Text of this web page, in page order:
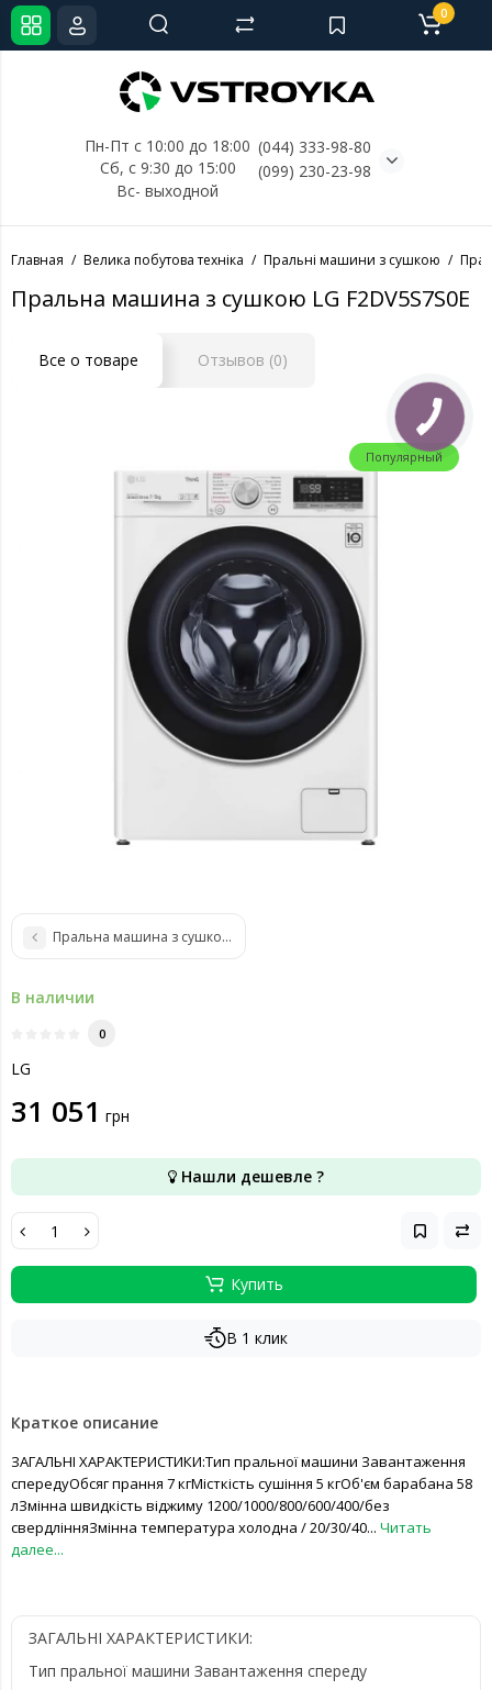
Пн-Пт с 10:00 до 18:00
Сб, с 9:30 до 15:00
Вс- выходной
(044) 333-98-80
(099) 230-23-98
0
Главная Велика побутова техніка Пральні машини з сушкою
Пральна машина з сушкою LG F2DV5S7S0E
Все о товаре Отзывов (0)
Популярный
Пральна машина з сушкою LG F2DV5S8S2
В наличии
0
LG
31 051 грн
Нашли дешевле ?
Купить
В 1 клик
Краткое описание
ЗАГАЛЬНІ ХАРАКТЕРИСТИКИ:Тип пральної машини Завантаження
спередуОбсяг прання 7 кгМісткість сушіння 5 кгОб'єм барабана 58
лЗмінна швидкість віджиму 1200/1000/800/600/400/без
свердлінняЗмінна температура холодна / 20/30/40... Читать
далее...
ЗАГАЛЬНІ ХАРАКТЕРИСТИКИ:
Тип пральної машини Завантаження спереду